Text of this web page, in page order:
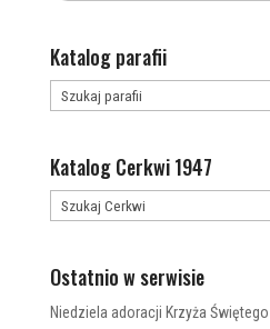
Katalog parafii
Katalog Cerkwi 1947
Ostatnio w serwisie
Niedziela adoracji Krzyża Świętego